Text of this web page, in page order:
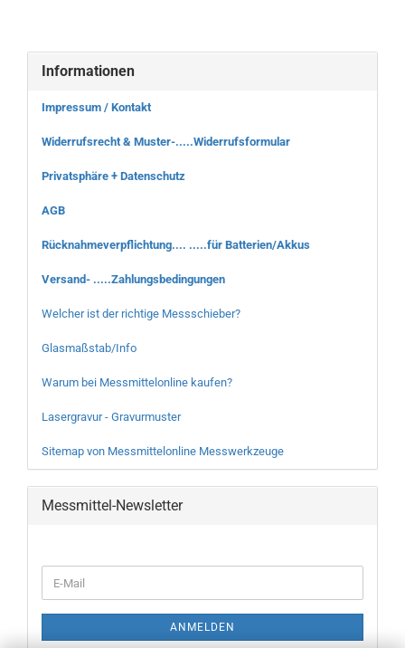
Informationen
Impressum / Kontakt
Widerrufsrecht & Muster-.....Widerrufsformular
Privatsphäre + Datenschutz
AGB
Rücknahmeverpflichtung.... .....für Batterien/Akkus
Versand- .....Zahlungsbedingungen
Welcher ist der richtige Messschieber?
Glasmaßstab/Info
Warum bei Messmittelonline kaufen?
Lasergravur - Gravurmuster
Sitemap von Messmittelonline Messwerkzeuge
Messmittel-Newsletter
ZUR
E-
Mail
ANMELDEN